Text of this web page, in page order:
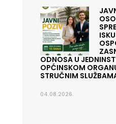
ODNOSA U
OPĆINSKOM
STRUČNIM
04.08.2026.